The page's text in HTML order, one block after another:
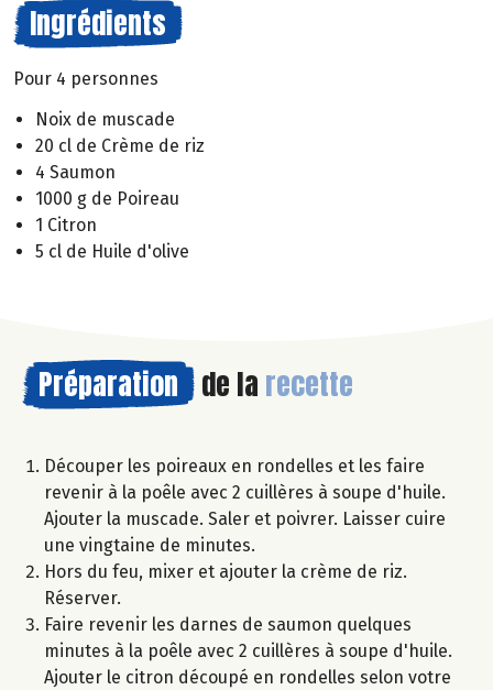
Ingrédients
Pour 4 personnes
Noix de muscade
20 cl de Crème de riz
4 Saumon
1000 g de Poireau
1 Citron
5 cl de Huile d'olive
Préparation de la recette
Découper les poireaux en rondelles et les faire
revenir à la poêle avec 2 cuillères à soupe d'huile.
Ajouter la muscade. Saler et poivrer. Laisser cuire
une vingtaine de minutes.
Hors du feu, mixer et ajouter la crème de riz.
Réserver.
Faire revenir les darnes de saumon quelques
minutes à la poêle avec 2 cuillères à soupe d'huile.
Ajouter le citron découpé en rondelles selon votre